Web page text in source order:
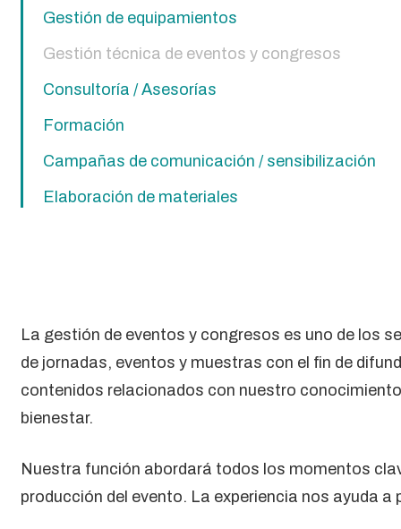
Gestión de equipamientos
Gestión técnica de eventos y congresos
Consultoría / Asesorías
Formación
Campañas de comunicación / sensibilización
Elaboración de materiales
La gestión de eventos y congresos es uno de los
de jornadas, eventos y muestras con el fin de
contenidos relacionados con nuestro
bienestar.
Nuestra función abordará todos los momentos
producción del evento. La experiencia nos ayuda